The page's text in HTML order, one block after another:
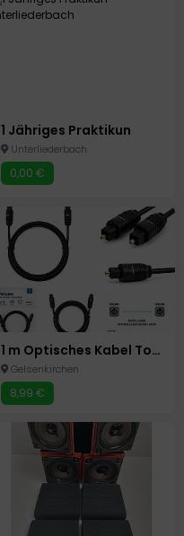
1 Jähriges Praktikun
Unterliederbach
0,00 €
1 m Optisches Kabel Toslink Digital Audio Kabel Lichtleiter SPDIF Soundbar TV
Gelsenkirchen
8,99 €